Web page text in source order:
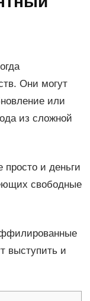
Они могут
или
из сложной
просто и деньги
свободные
выступить и